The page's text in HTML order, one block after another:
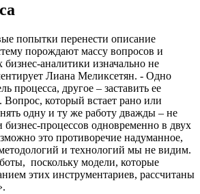
попытки перенести описание
порождают массу вопросов и
аналитики изначально не
Лиана Меликсетян. - Одно
процесса, другое – заставить ее
Вопрос, который встает рано или
одну и ту же работу дважды – не
процессов одновременно в двух
это противоречие надуманное,
и технологий мы не видим.
поскольку модели, которые
этих инструментариев, рассчитаны